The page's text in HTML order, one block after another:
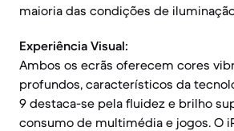
maioria das condições de
Experiência Visual:
Ambos os ecrãs oferecem cores
profundos, característicos da
9 destaca-se pela fluidez e brilho
consumo de multimédia e jogos. O